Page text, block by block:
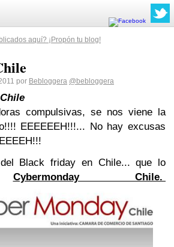
aquí? ¡Propón tu blog!
por Bebloggera @bebloggera
compulsivas, se nos viene la
EEEEEEH!!!... No hay excusas
Black friday en Chile... que lo
Cybermonday Chile.